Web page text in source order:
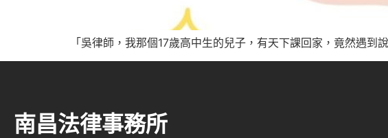
「吳律師，我那個17歲高中生的兒子，有天下課回家，竟然遇
南昌法律事務所